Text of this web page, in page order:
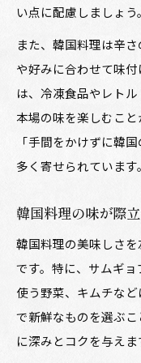
韓国食品
韓国料理の
韓国料理シ
韓国料理を
韓国料理シ
法
韓国料理の
韓国食品
い点に配慮しましょう。
また、韓国料理は辛
や好みに合わせて味
は、冷凍食品やレト
本場の味を楽しむこ
「手間をかけずに韓
多く寄せられています。
韓国料理の味が際
韓国料理の美味しさ
です。特に、サムギ
使う野菜、キムチな
で新鮮なものを選ぶ
に深みとコクを与えま